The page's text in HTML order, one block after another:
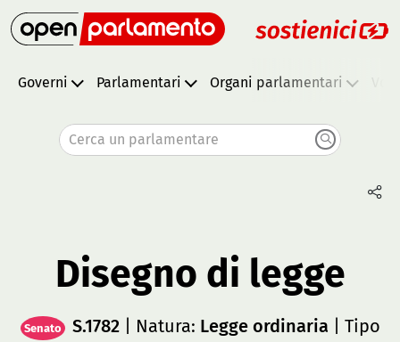
Governi Parlamentari Organi parlamentari
Cerca un parlamentare
Disegno di legge
Senato S.1782| Natura: Legge ordinaria | Tipo